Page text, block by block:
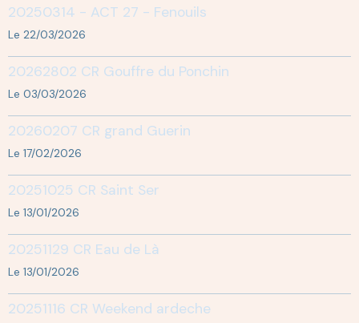
20250314 - ACT 27 - Fenouils
Le 22/03/2026
20262802 CR Gouffre du Ponchin
Le 03/03/2026
20260207 CR grand Guerin
Le 17/02/2026
20251025 CR Saint Ser
Le 13/01/2026
20251129 CR Eau de Là
Le 13/01/2026
20251116 CR Weekend ardeche